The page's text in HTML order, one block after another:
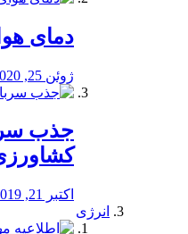
دمای
ژوئن 25, 2020
جذب
اکتبر 21, 2019
انرژی